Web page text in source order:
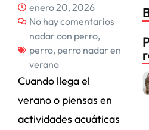
enero 20, 2026
No hay comentarios
nadar con perro,
perro, perro nadar en
verano
Cuando llega el
verano o piensas en
actividades acuáticas